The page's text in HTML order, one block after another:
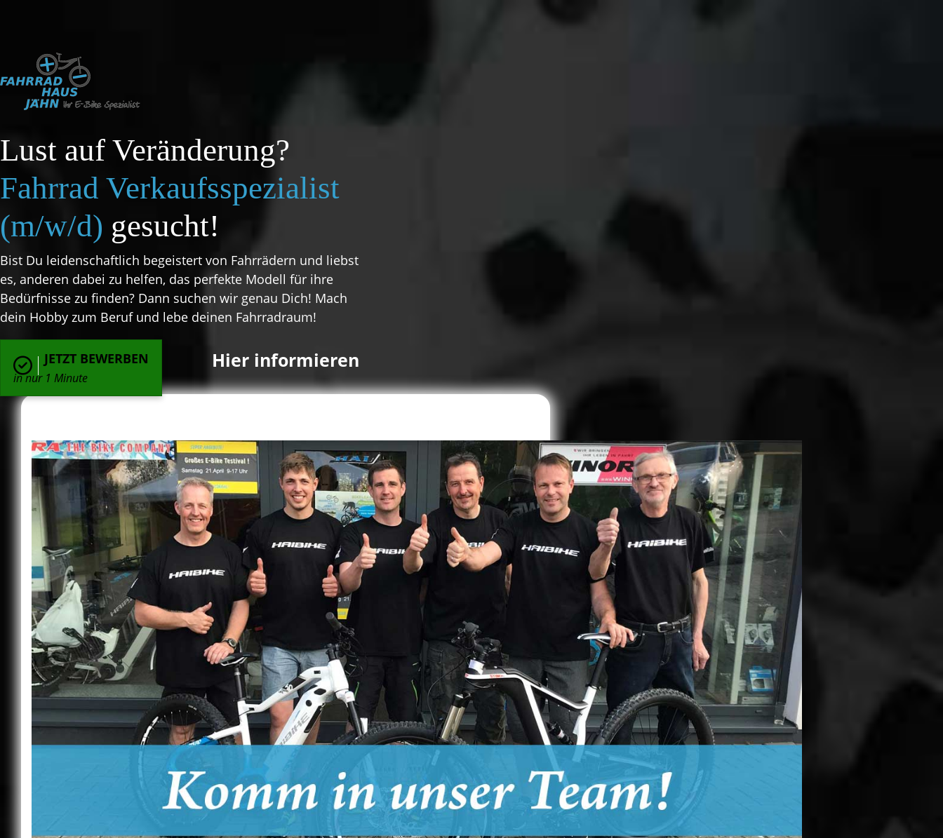
Lust auf Veränderung?
Fahrrad Verkaufsspezialist
(m/w/d) gesucht!
Bist Du leidenschaftlich begeistert von Fahrrädern und liebst
es, anderen dabei zu helfen, das perfekte Modell für ihre
Bedürfnisse zu finden? Dann suchen wir genau Dich! Mach
dein Hobby zum Beruf und lebe deinen Fahrradraum!
JETZT BEWERBEN
in nur 1 Minute
Hier informieren